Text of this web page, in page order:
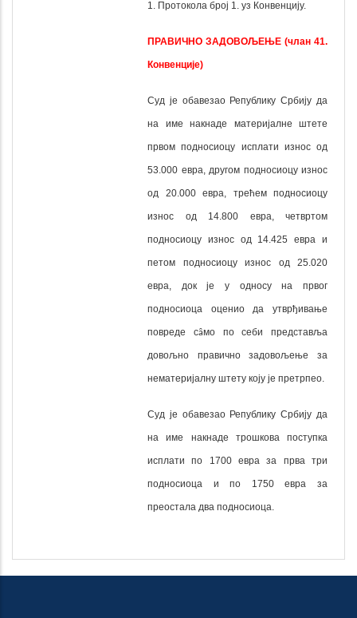
1. Протокола број 1. уз Конвенцију.
ПРАВИЧНО ЗАДОВОЉЕЊЕ (члан 41.
Конвенције)
Суд је обавезао Републику Србију да
на име накнаде материјалне штете
првом подносиоцу исплати износ од
53.000 евра, другом подносиоцу износ
од 20.000 евра, трећем подносиоцу
износ од 14.800 евра, четвртом
подносиоцу износ од 14.425 евра и
петом подносиоцу износ од 25.020
евра, док је у односу на првог
подносиоца оценио да утврђивање
повреде сȃмо по себи представља
довољно правично задовољење за
нематеријалну штету коју је претрпео.
Суд је обавезао Републику Србију да
на име накнаде трошкова поступка
исплати по 1700 евра за прва три
подносиоца и по 1750 евра за
преостала два подносиоца.